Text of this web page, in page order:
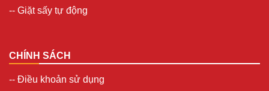
-- Giặt sấy tự động
CHÍNH SÁCH
-- Điều khoản sử dụng